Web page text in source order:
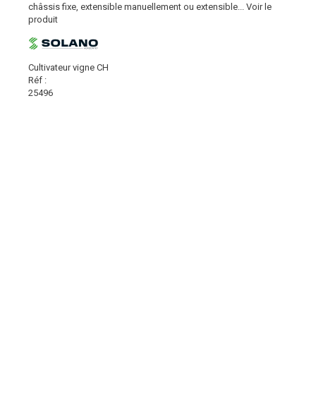
châssis fixe, extensible manuellement ou extensible...
Voir le
produit
Cultivateur vigne CH
Réf :
25496